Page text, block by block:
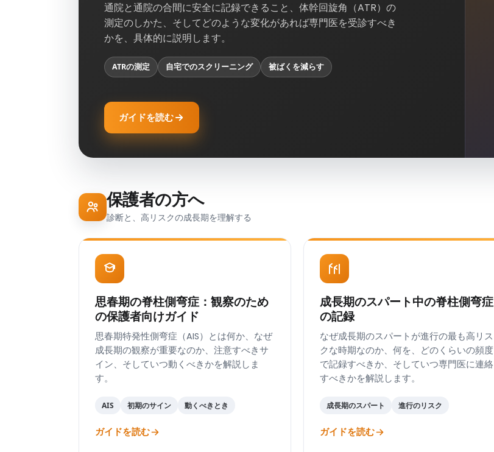
通院と通院の合間に安全に記録できること、体幹回旋角（ATR）の
測定のしかた、そしてどのような変化があれば専門医を受診すべき
かを、具体的に説明します。
ATRの測定 自宅でのスクリーニング 被ばくを減らす
ガイドを読む
保護者の方へ
診断と、高リスクの成長期を理解する
思春期の脊柱側弯症：観察のため
の保護者向けガイド
思春期特発性側弯症（AIS）とは何か、なぜ
成長期の観察が重要なのか、注意すべきサ
イン、そしていつ動くべきかを解説しま
す。
AIS 初期のサイン 動くべきとき
ガイドを読む
成長期のスパート中の脊柱側弯症
の記録
なぜ成長期のスパートが進行の最も高リス
クな時期なのか、何を、どのくらいの頻度
で記録すべきか、そしていつ専門医に連絡
すべきかを解説します。
成長期のスパート 進行のリスク
ガイドを読む